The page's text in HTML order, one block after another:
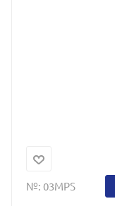
№: 03MPS